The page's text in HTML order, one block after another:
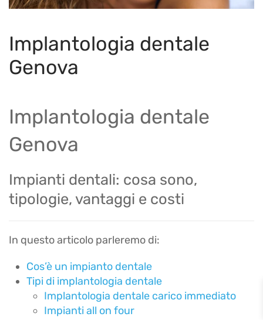
Implantologia dentale
Genova
Implantologia dentale
Genova
Impianti dentali: cosa sono,
tipologie, vantaggi e costi
In questo articolo parleremo di:
Cos’è un impianto dentale
Tipi di implantologia dentale
Implantologia dentale carico immediato
Impianti all on four